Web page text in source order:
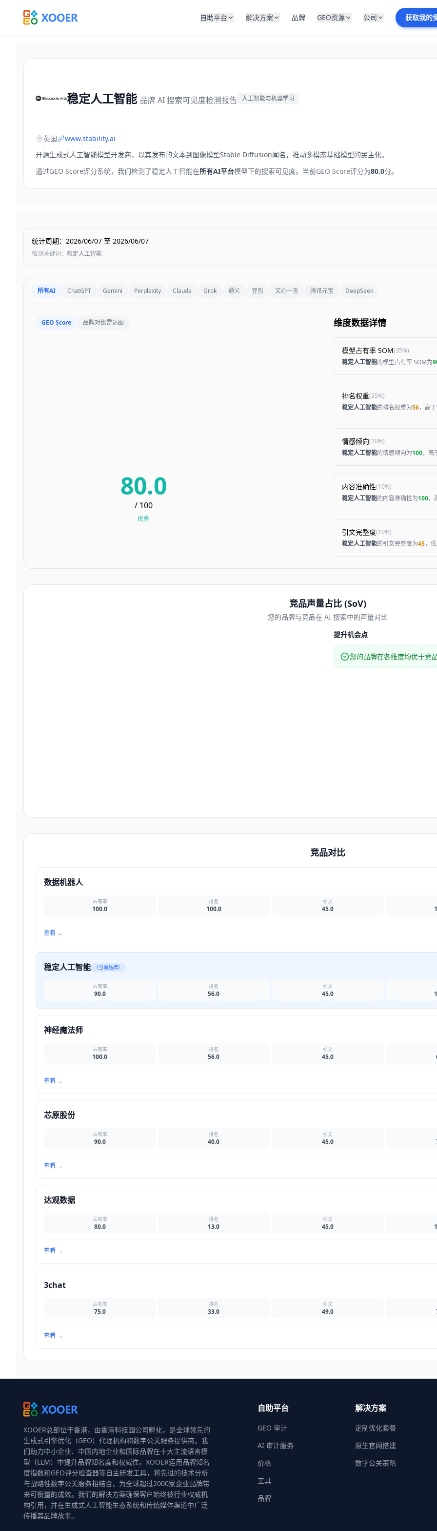
自助平台 解决方案 品牌 GEO资源 公司 获取我的
稳定人工智能 品牌 AI 搜索可见度检测报告 人工智能与机器学习
英国
www.stability.ai
开源生成式人工智能模型开发商，以其发布的文本到图像模型Stable Diffusion闻名，推动多模态基础模型的民主化。
通过GEO Score评分系统，我们检测了稳定人工智能在所有AI平台模型下的搜索可见度。 当前GEO Score评分为80.0分。
统计周期： 2026/06/07 至 2026/06/07
检测关键词： 稳定人工智能
所有AI ChatGPT Gemini Perplexity Claude Grok 通义 豆包 文心一言 腾讯元宝 DeepSeek
GEO Score 品牌对比雷达图
80.0
/ 100
优秀
维度数据详情
模型占有率 SOM(35%)
稳定人工智能的模型占有率 SOM为
排名权重(25%)
稳定人工智能的排名权重为56，高于
情感倾向(20%)
稳定人工智能的情感倾向为100，高
内容准确性(10%)
稳定人工智能的内容准确性为100，
引文完整度(10%)
稳定人工智能的引文完整度为45，
竞品声量占比 (SoV)
您的品牌与竞品在 AI 搜索中的声量对比
提升机会点
您的品牌在各维度均优于竞
竞品对比
数据机器人
占有率
100.0
排名
100.0
引文
45.0
查看 →
稳定人工智能 （当前品牌）
占有率
90.0
排名
56.0
引文
45.0
神经魔法师
占有率
100.0
排名
56.0
引文
45.0
查看 →
芯原股份
占有率
90.0
排名
40.0
引文
45.0
查看 →
达观数据
占有率
80.0
排名
13.0
引文
45.0
查看 →
3chat
占有率
75.0
排名
33.0
引文
49.0
查看 →
XOOER总部位于香港，由香港科技园公司孵化，是全球领先的
生成式引擎优化（GEO）代理机构和数字公关服务提供商。我
们助力中小企业、中国内地企业和国际品牌在十大主流语言模
型（LLM）中提升品牌知名度和权威性。XOOER运用品牌知名
度指数和GEO评分检查器等自主研发工具，将先进的技术分析
与战略性数字公关服务相结合，为全球超过2000家企业品牌带
来可衡量的成效。我们的解决方案确保客户始终被行业权威机
构引用，并在生成式人工智能生态系统和传统媒体渠道中广泛
传播其品牌故事。
自助平台
GEO 审计
AI 审计服务
价格
工具
品牌
解决方案
定制优化套餐
原生官网搭建
数字公关策略